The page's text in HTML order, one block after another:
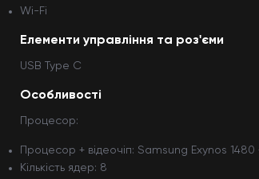
Wi-Fi
Елементи управління та роз'єми
USB Type C
Особливості
Процесор:
Процесор + відеочіп: Samsung Exynos
Кількість ядер: 8